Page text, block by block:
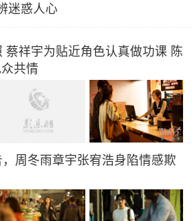
迷惑人心
蔡祥宇为贴近角色认真做功课 陈
共情
，周冬雨章宇张宥浩身陷情感欺